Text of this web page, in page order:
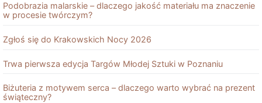
Podobrazia malarskie – dlaczego jakość materiału ma znaczenie
w procesie twórczym?
Zgłoś się do Krakowskich Nocy 2026
Trwa pierwsza edycja Targów Młodej Sztuki w Poznaniu
Biżuteria z motywem serca – dlaczego warto wybrać na prezent
świąteczny?